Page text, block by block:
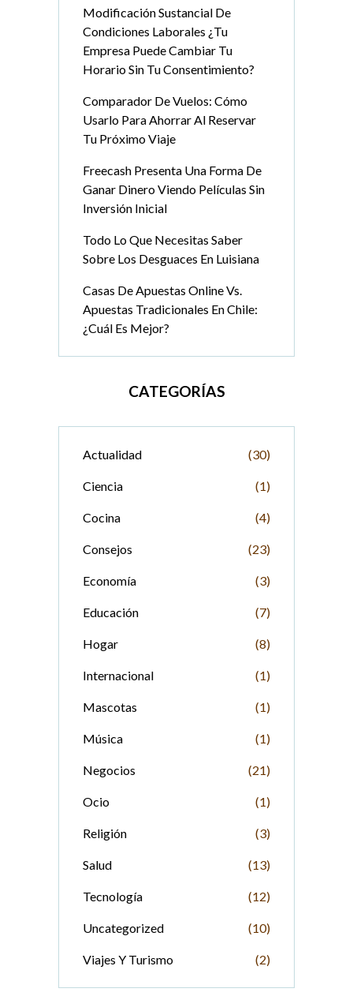
Modificación Sustancial De
Condiciones Laborales ¿Tu
Empresa Puede Cambiar Tu
Horario Sin Tu Consentimiento?
Comparador De Vuelos: Cómo
Usarlo Para Ahorrar Al Reservar
Tu Próximo Viaje
Freecash Presenta Una Forma De
Ganar Dinero Viendo Películas Sin
Inversión Inicial
Todo Lo Que Necesitas Saber
Sobre Los Desguaces En Luisiana
Casas De Apuestas Online Vs.
Apuestas Tradicionales En Chile:
¿Cuál Es Mejor?
CATEGORÍAS
Actualidad (30)
Ciencia (1)
Cocina (4)
Consejos (23)
Economía (3)
Educación (7)
Hogar (8)
Internacional (1)
Mascotas (1)
Música (1)
Negocios (21)
Ocio (1)
Religión (3)
Salud (13)
Tecnología (12)
Uncategorized (10)
Viajes Y Turismo (2)